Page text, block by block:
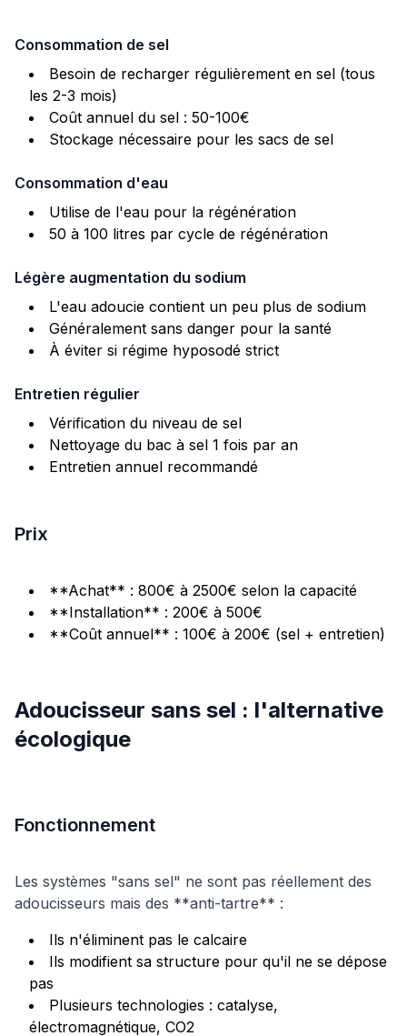
Consommation de sel
Besoin de recharger régulièrement en sel (tous
les 2-3 mois)
Coût annuel du sel : 50-100€
Stockage nécessaire pour les sacs de sel
Consommation d'eau
Utilise de l'eau pour la régénération
50 à 100 litres par cycle de régénération
Légère augmentation du sodium
L'eau adoucie contient un peu plus de sodium
Généralement sans danger pour la santé
À éviter si régime hyposodé strict
Entretien régulier
Vérification du niveau de sel
Nettoyage du bac à sel 1 fois par an
Entretien annuel recommandé
Prix
**Achat** : 800€ à 2500€ selon la capacité
**Installation** : 200€ à 500€
**Coût annuel** : 100€ à 200€ (sel + entretien)
Adoucisseur sans sel : l'alternative
écologique
Fonctionnement
Les systèmes "sans sel" ne sont pas réellement des
adoucisseurs mais des **anti-tartre** :
Ils n'éliminent pas le calcaire
Ils modifient sa structure pour qu'il ne se dépose
pas
Plusieurs technologies : catalyse,
électromagnétique, CO2